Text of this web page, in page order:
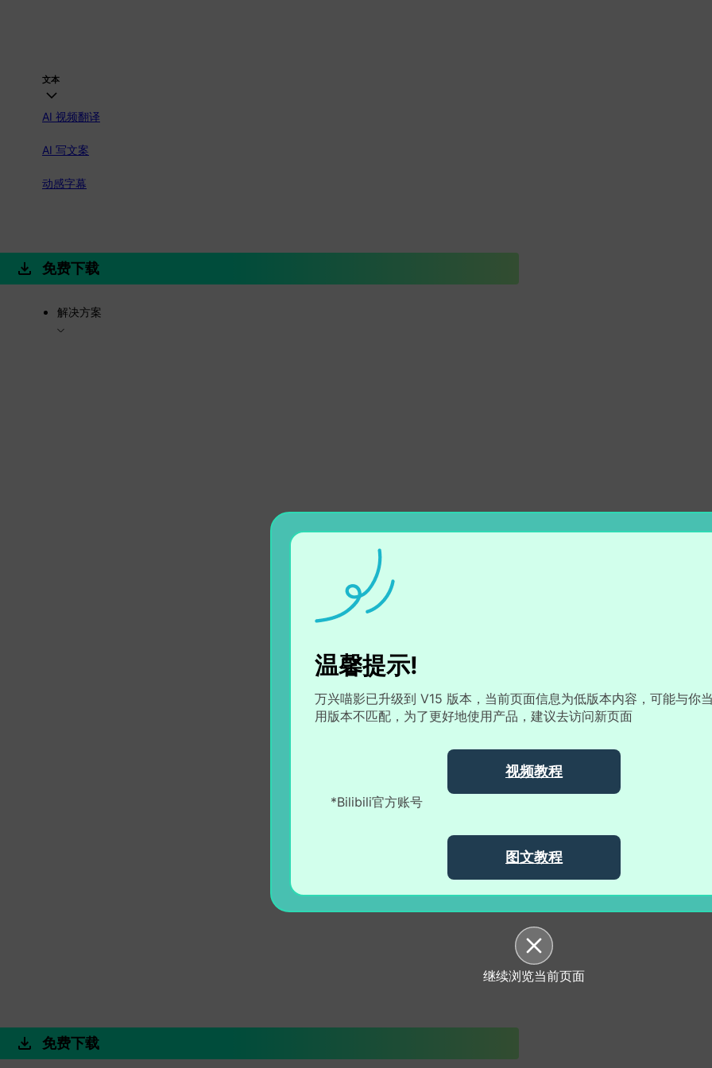
文本
AI 视频翻译
AI 写文案
动感字幕
免费下载
解决方案
免费下载
温馨提示!
万兴喵影已升级到 V15 版本，当前页面信息为低版本内容，可能与你
用版本不匹配，为了更好地使用产品，建议去访问新页面
视频教程
*Bilibili官方账号
图文教程
继续浏览当前页面